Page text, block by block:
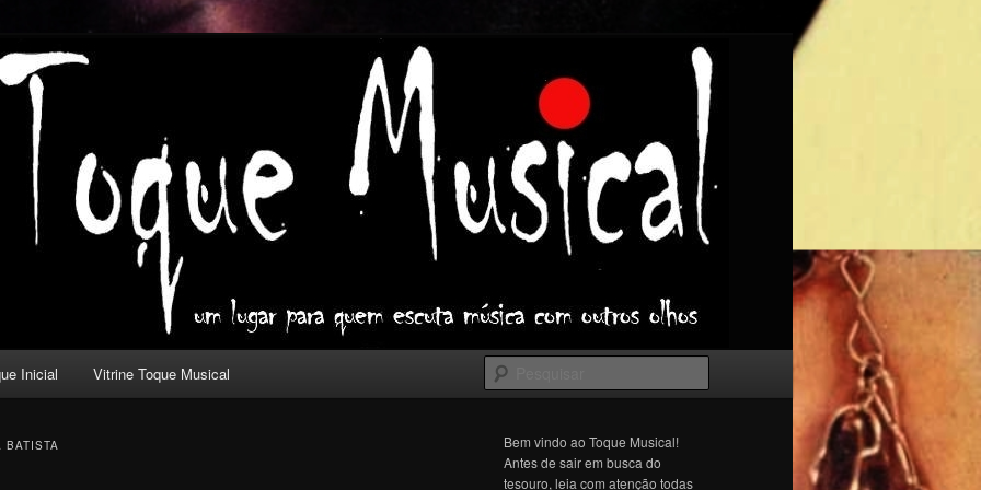
com outros olhos.
Inicial Vitrine Toque Musical
BATISTA
Bem vindo ao Toque Musical!
Antes de sair em busca do
tesouro, leia com atenção todas